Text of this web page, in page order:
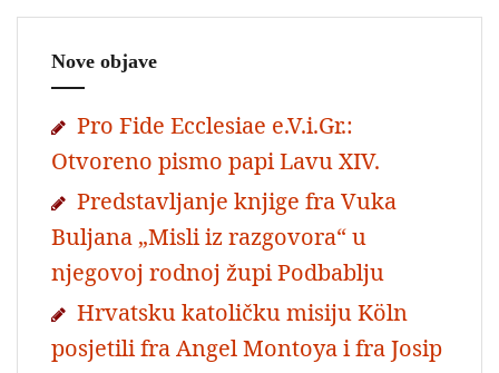
Nove objave
Pro Fide Ecclesiae e.V.i.Gr.:
Otvoreno pismo papi Lavu XIV.
Predstavljanje knjige fra Vuka
Buljana „Misli iz razgovora“ u
njegovoj rodnoj župi Podbablju
Hrvatsku katoličku misiju Köln
posjetili fra Angel Montoya i fra Josip